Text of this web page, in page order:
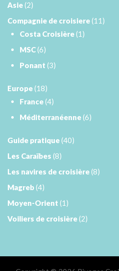
Asie(2)
Compagnie de croisiere(11)
Costa Croisière(1)
MSC(6)
Ponant (3)
Europe(18)
France(4)
Méditerranéenne(6)
Guide pratique(40)
Les Caraïbes (8)
Les navires de croisière(8)
Magreb(4)
Moyen-Orient (1)
Voiliers de croisière(2)